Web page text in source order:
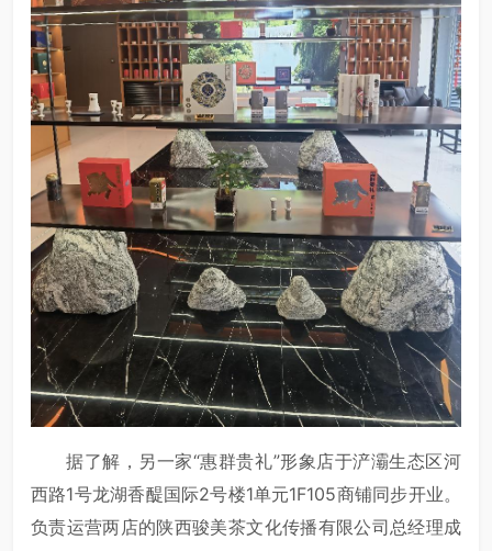
据了解，另一家“惠群贵礼”形象店于浐灞生态区河
西路1号龙湖香醍国际2号楼1单元1F105商铺同步开业。
负责运营两店的陕西骏美茶文化传播有限公司总经理成